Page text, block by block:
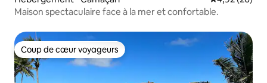
Maison spectaculaire face à la mer et confortable.
Coup de cœur voyageurs
Coup de cœur voyageurs